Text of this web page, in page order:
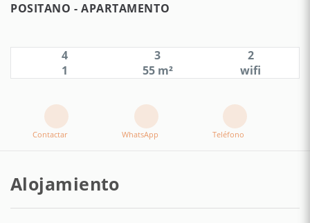
POSITANO -APARTAMENTO
4 3
2
1
55 m² wifi
Contactar WhatsApp Teléfono
Alojamiento